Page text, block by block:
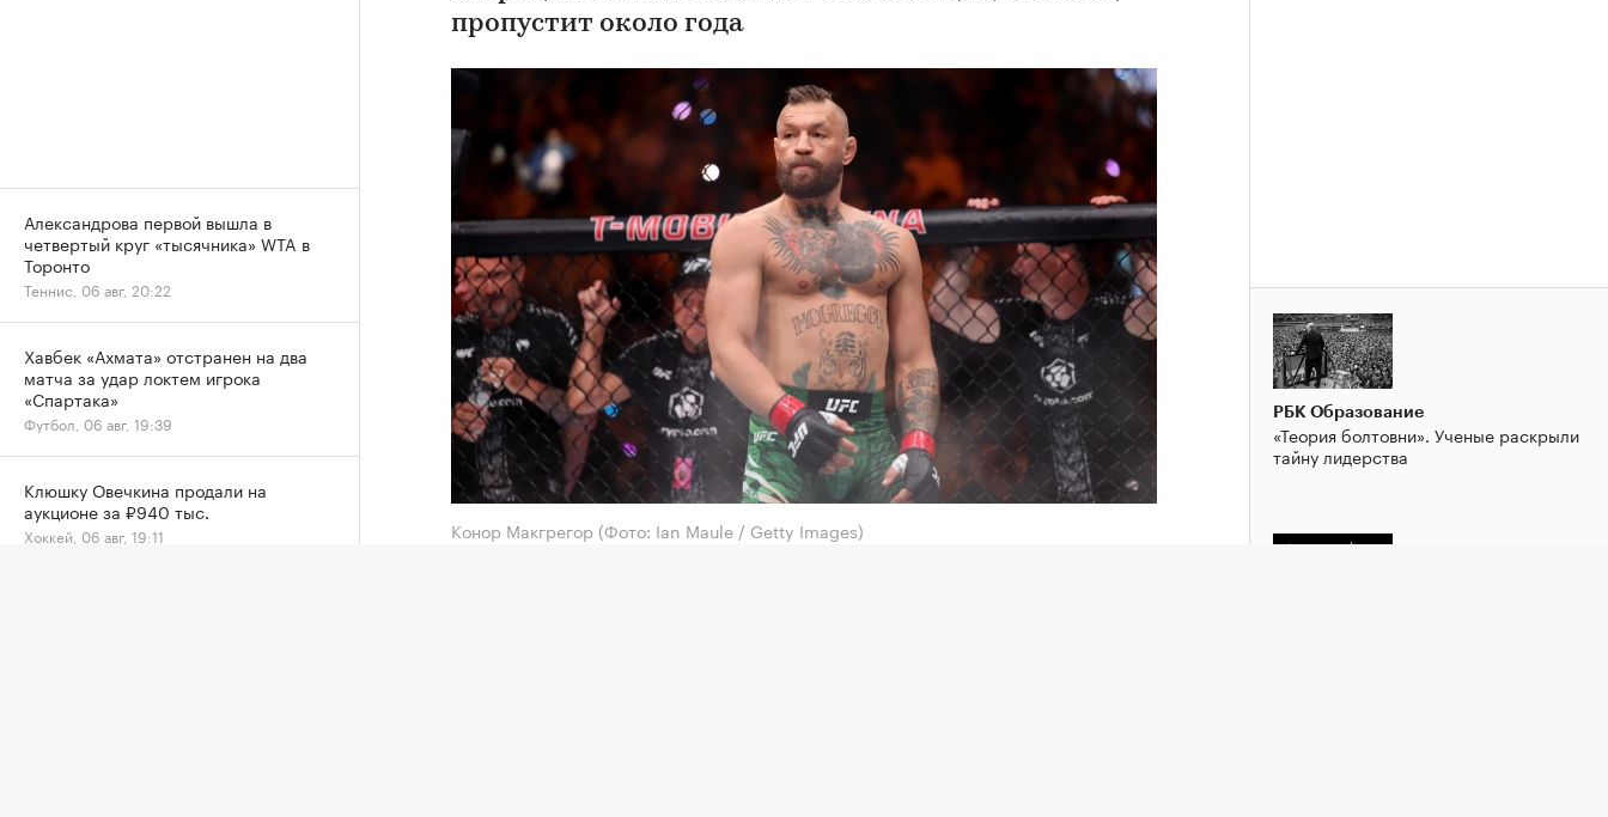
пропустит около года
Конор Макгрегор (Фото: Ian Maule / Getty Images)
РБК Образование
«Теория болтовни». Ученые раскрыли
тайну лидерства
Александрова первой вышла в
четвертый круг «тысячника» WTA в
Торонто
Теннис, 06 авг, 20:22
Хавбек «Ахмата» отстранен на два
матча за удар локтем игрока
«Спартака»
Футбол, 06 авг, 19:39
Клюшку Овечкина продали на
аукционе за ₽940 тыс.
Хоккей, 06 авг, 19:11